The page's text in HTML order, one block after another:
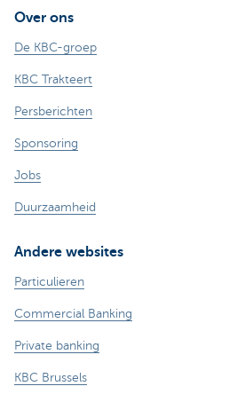
Over ons
De KBC-groep
KBC Trakteert
Persberichten
Sponsoring
Jobs
Duurzaamheid
Andere websites
Particulieren
Commercial Banking
Private banking
KBC Brussels